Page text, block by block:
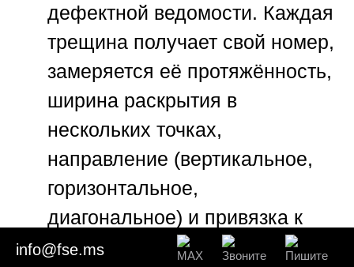
дефектной ведомости. Каждая
трещина получает свой номер,
замеряется её протяжённость,
ширина раскрытия в
нескольких точках,
направление (вертикальное,
горизонтальное,
диагональное) и привязка к
архитектурным элементам.
info@fse.ms